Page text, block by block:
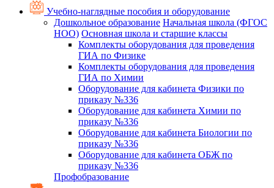
Учебно-наглядные пособия и оборудование
Дошкольное образование Начальная школа (ФГОС
НОО) Основная школа и старшие классы
Комплекты оборудования для проведения
ГИА по Физике
Комплекты оборудования для проведения
ГИА по Химии
Оборудование для кабинета Физики по
приказу №336
Оборудование для кабинета Химии по
приказу №336
Оборудование для кабинета Биологии по
приказу №336
Оборудование для кабинета ОБЖ по
приказу №336
Профобразование